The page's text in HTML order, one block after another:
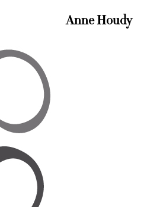
Anne Houdy